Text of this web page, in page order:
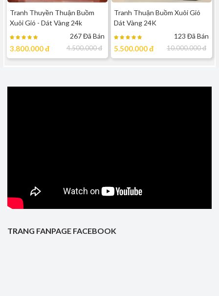
Tranh Thuyền Thuận Buồm
Xuôi Gió - Dát Vàng 24k
267 Đã Bán
3.800.000đ 4.500.000đ
Tranh Thuận Buồm Xuôi Gió
Dát Vàng 24K
123 Đã Bán
5.500.000đ 10.000.000đ
TRANG FANPAGE FACEBOOK